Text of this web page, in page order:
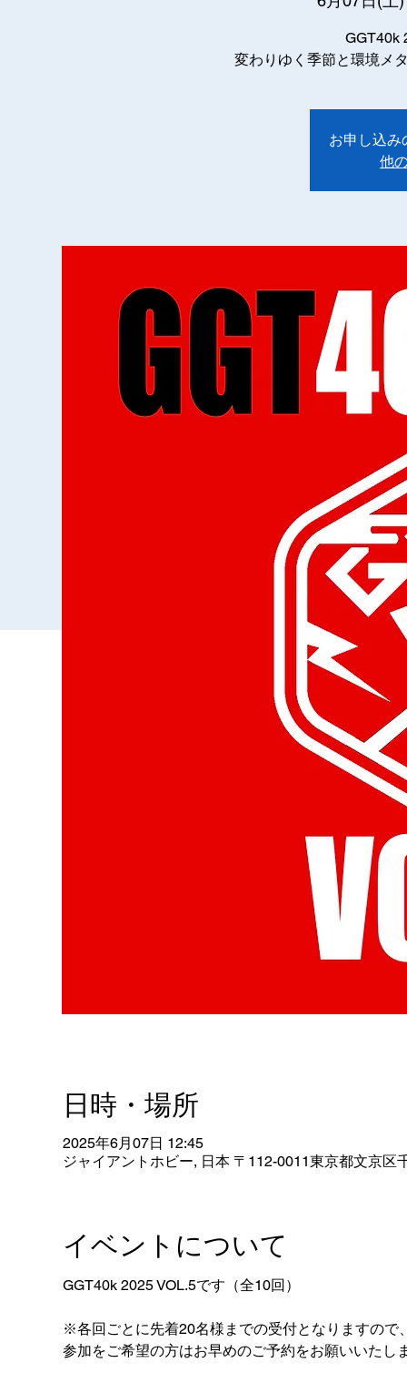
GGT40k
変わりゆく季節と環境メ
お申し込
他
日時・場所
2025年6月07日 12:45
ジャイアントホビー, 日本 〒112-0011東京都文京区
イベントについて
GGT40k 2025 VOL.5です（全10回）
※各回ごとに先着20名様までの受付となりますので
参加をご希望の方はお早めのご予約をお願いいたし